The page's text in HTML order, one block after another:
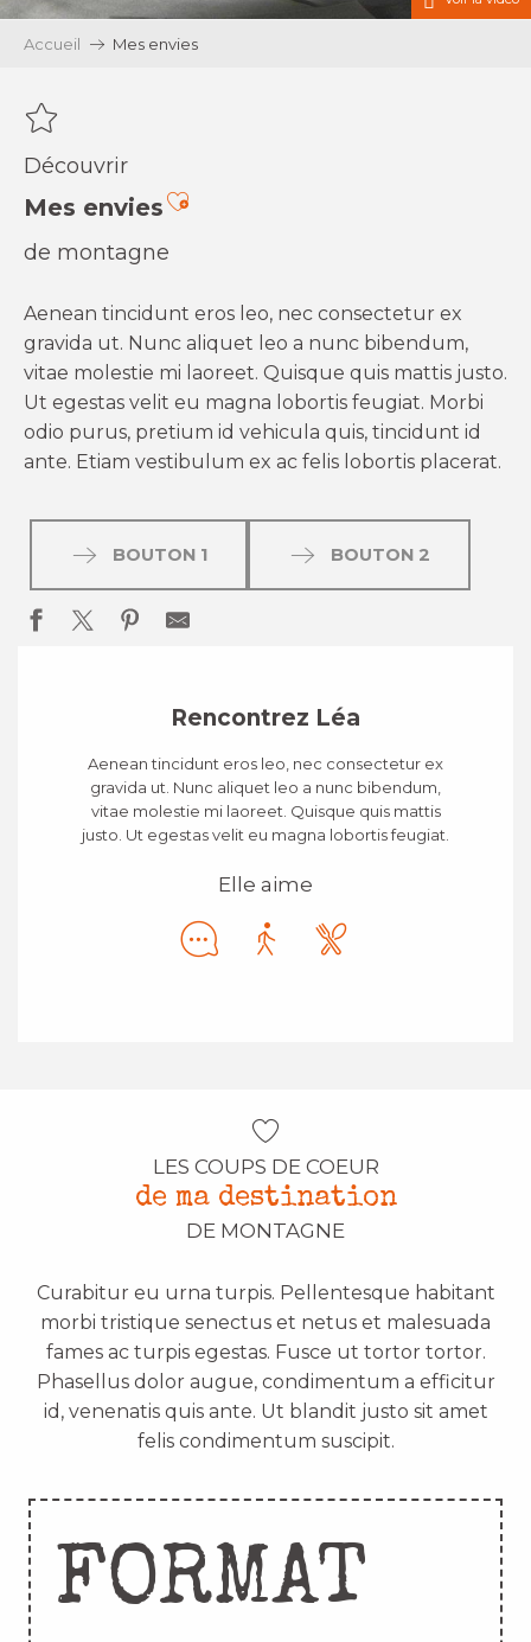
Accueil Mes envies
Découvrir
Mes enviesAjouter aux favoris
de montagne
Aenean tincidunt eros leo, nec consectetur ex
gravida ut. Nunc aliquet leo a nunc bibendum,
vitae molestie mi laoreet. Quisque quis mattis justo.
Ut egestas velit eu magna lobortis feugiat. Morbi
odio purus, pretium id vehicula quis, tincidunt id
ante. Etiam vestibulum ex ac felis lobortis placerat.
BOUTON 1 BOUTON 2
Rencontrez Léa
Aenean tincidunt eros leo, nec consectetur ex
gravida ut. Nunc aliquet leo a nunc bibendum,
vitae molestie mi laoreet. Quisque quis mattis
justo. Ut egestas velit eu magna lobortis feugiat.
Elle aime
LES COUPS DE COEUR
de ma destination
DE MONTAGNE
Curabitur eu urna turpis. Pellentesque habitant
morbi tristique senectus et netus et malesuada
fames ac turpis egestas. Fusce ut tortor tortor.
Phasellus dolor augue, condimentum a efficitur
id, venenatis quis ante. Ut blandit justo sit amet
felis condimentum suscipit.
FORMAT